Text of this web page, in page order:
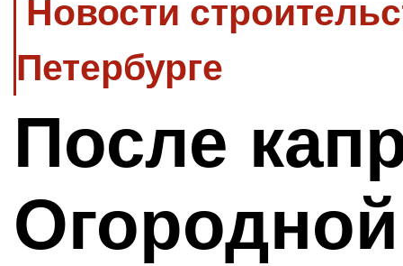
Новости
Петербурге
После